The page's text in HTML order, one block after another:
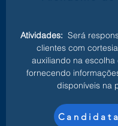
Atividades: Será
clientes com
auxiliando na
fornecendo
disponíveis na